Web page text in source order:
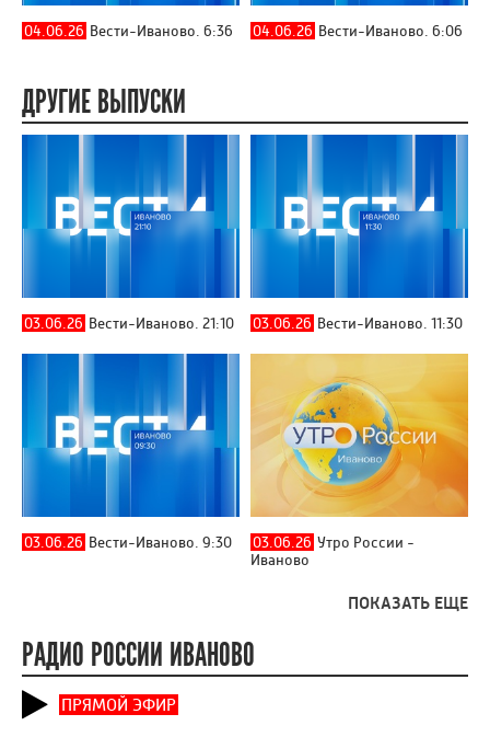
04.06.26 Вести-Иваново. 6:36 04.06.26 Вести-Иваново. 6:06
ДРУГИЕ ВЫПУСКИ
03.06.26 Вести-Иваново. 21:10 03.06.26 Вести-Иваново. 11:30
03.06.26 Вести-Иваново. 9:30 03.06.26 Утро России -
Иваново
ПОКАЗАТЬ ЕЩЕ
РАДИО РОССИИ ИВАНОВО
ПРЯМОЙ ЭФИР